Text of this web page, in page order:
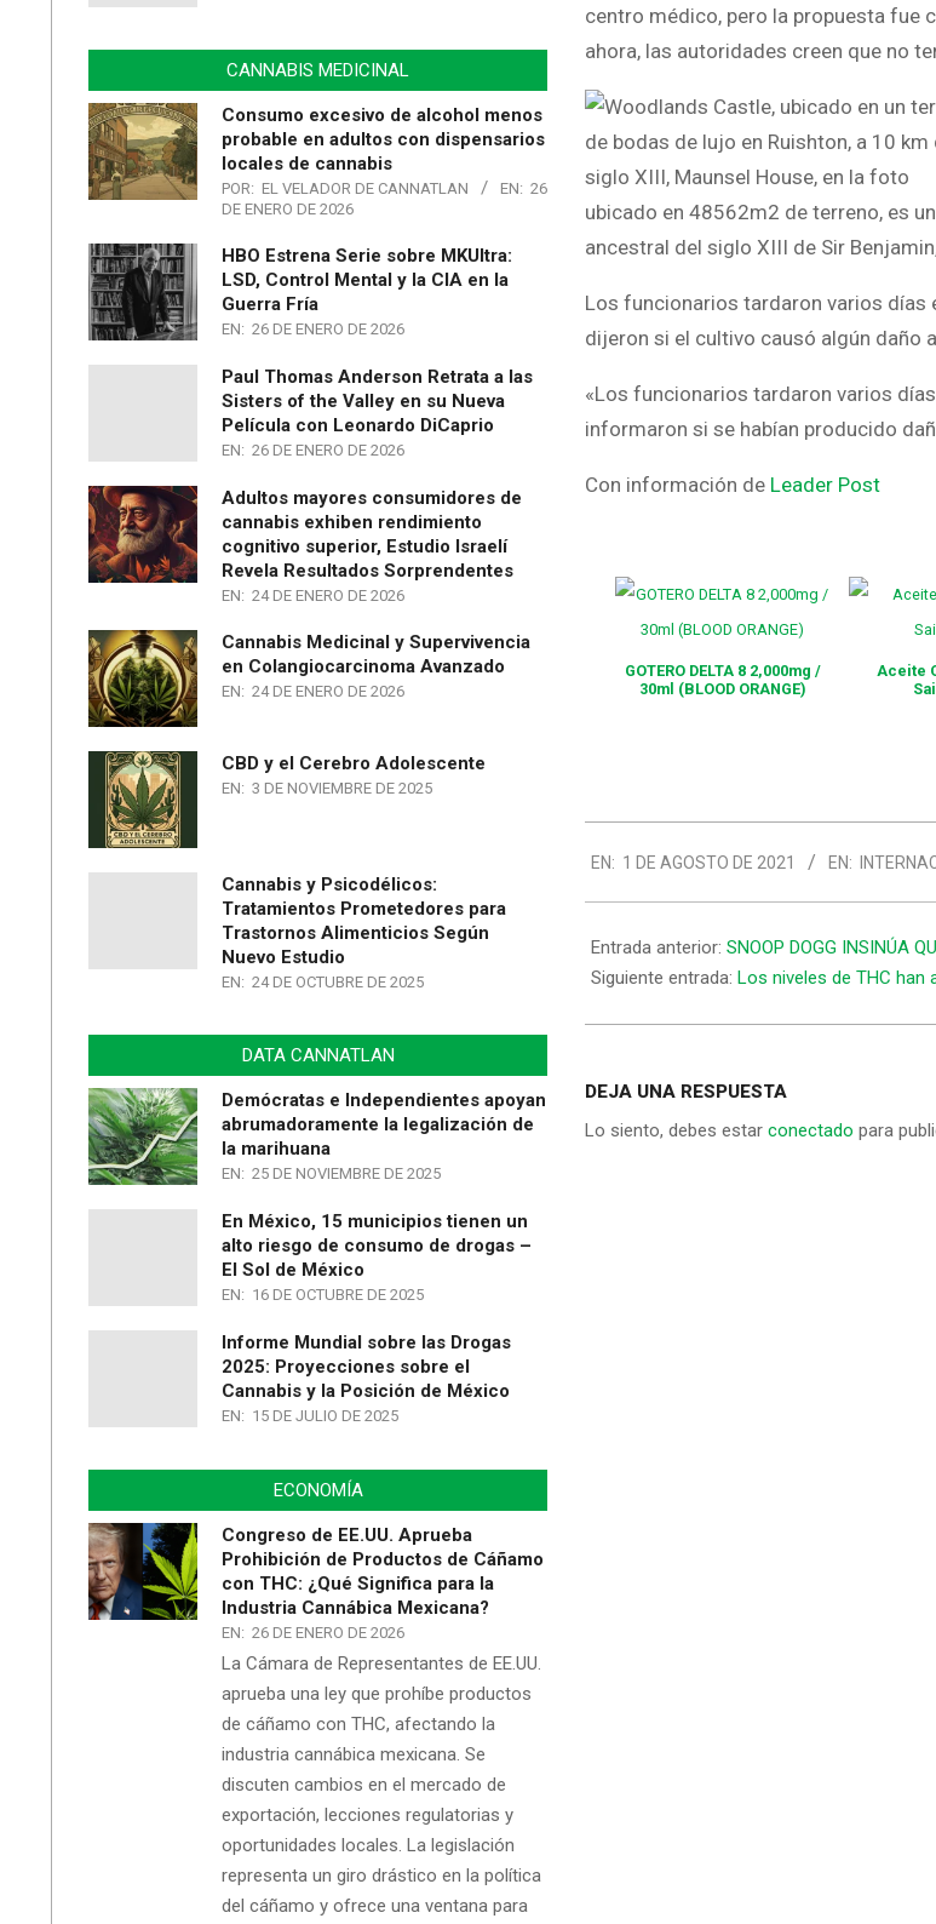
centro médico, pero la propuesta fue
ahora, las autoridades creen que no
ubicado en 48562m2 de terreno, es
ancestral del siglo XIII de Sir
Los funcionarios tardaron varios días
dijeron si el cultivo causó algún daño
«Los funcionarios tardaron varios
informaron si se habían producido
Con información de Leader Post
GOTERO DELTA 8 2,000mg /
30ml (BLOOD ORANGE)
Aceite
08-
01
EN: 1 DE AGOSTO DE 2021 EN:
Entrada anterior:SNOOP DOGG INSINÚA
Siguiente entrada:Los niveles de THC
DEJA UNA RESPUESTA
Lo siento, debes estarconectado para
CANNABIS MEDICINAL
Consumo excesivo de alcohol menos
probable en adultos con dispensarios
locales de cannabis
POR: EL VELADOR DE CANNATLAN EN: 26
DE ENERO DE 2026
HBO Estrena Serie sobre MKUltra:
LSD, Control Mental y la CIA en la
Guerra Fría
EN: 26 DE ENERO DE 2026
Paul Thomas Anderson Retrata a las
Sisters of the Valley en su Nueva
Película con Leonardo DiCaprio
EN: 26 DE ENERO DE 2026
Adultos mayores consumidores de
cannabis exhiben rendimiento
cognitivo superior, Estudio Israelí
Revela Resultados Sorprendentes
EN: 24 DE ENERO DE 2026
Cannabis Medicinal y Supervivencia
en Colangiocarcinoma Avanzado
EN: 24 DE ENERO DE 2026
CBD y el Cerebro Adolescente
EN: 3 DE NOVIEMBRE DE 2025
Cannabis y Psicodélicos:
Tratamientos Prometedores para
Trastornos Alimenticios Según
Nuevo Estudio
EN: 24 DE OCTUBRE DE 2025
DATA CANNATLAN
Demócratas e Independientes apoyan
abrumadoramente la legalización de
la marihuana
EN: 25 DE NOVIEMBRE DE 2025
En México, 15 municipios tienen un
alto riesgo de consumo de drogas –
El Sol de México
EN: 16 DE OCTUBRE DE 2025
Informe Mundial sobre las Drogas
2025: Proyecciones sobre el
Cannabis y la Posición de México
EN: 15 DE JULIO DE 2025
ECONOMÍA
Congreso de EE.UU. Aprueba
Prohibición de Productos de Cáñamo
con THC: ¿Qué Significa para la
Industria Cannábica Mexicana?
EN: 26 DE ENERO DE 2026
La Cámara de Representantes de EE.UU.
aprueba una ley que prohíbe productos
de cáñamo con THC, afectando la
industria cannábica mexicana. Se
discuten cambios en el mercado de
exportación, lecciones regulatorias y
oportunidades locales. La legislación
representa un giro drástico en la política
del cáñamo y ofrece una ventana para